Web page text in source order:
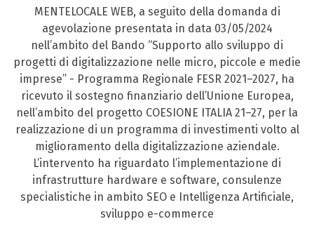
MENTELOCALE WEB, a seguito della domanda di
agevolazione presentata in data 03/05/2024
nell’ambito del Bando “Supporto allo sviluppo di
progetti di digitalizzazione nelle micro, piccole e medie
imprese” - Programma Regionale FESR 2021–2027, ha
ricevuto il sostegno finanziario dell’Unione Europea,
nell’ambito del progetto COESIONE ITALIA 21–27, per la
realizzazione di un programma di investimenti volto al
miglioramento della digitalizzazione aziendale.
L’intervento ha riguardato l’implementazione di
infrastrutture hardware e software, consulenze
specialistiche in ambito SEO e Intelligenza Artificiale,
sviluppo e-commerce